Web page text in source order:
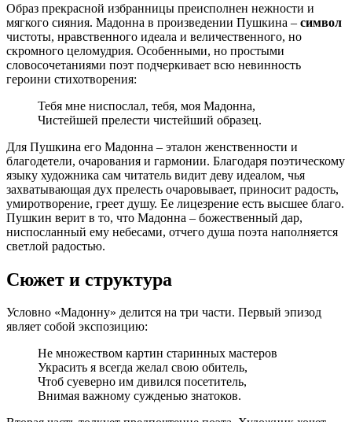
Образ прекрасной избранницы преисполнен нежности и
мягкого сияния. Мадонна в произведении Пушкина – символ
чистоты, нравственного идеала и величественного, но
скромного целомудрия. Особенными, но простыми
словосочетаниями поэт подчеркивает всю невинность
героини стихотворения:
Тебя мне ниспослал, тебя, моя Мадонна,
Чистейшей прелести чистейший образец.
Для Пушкина его Мадонна – эталон женственности и
благодетели, очарования и гармонии. Благодаря поэтическому
языку художника сам читатель видит деву идеалом, чья
захватывающая дух прелесть очаровывает, приносит радость,
умиротворение, греет душу. Ее лицезрение есть высшее благо.
Пушкин верит в то, что Мадонна – божественный дар,
ниспосланный ему небесами, отчего душа поэта наполняется
светлой радостью.
Сюжет и структура
Условно «Мадонну» делится на три части. Первый эпизод
являет собой экспозицию:
Не множеством картин старинных мастеров
Украсить я всегда желал свою обитель,
Чтоб суеверно им дивился посетитель,
Внимая важному сужденью знатоков.